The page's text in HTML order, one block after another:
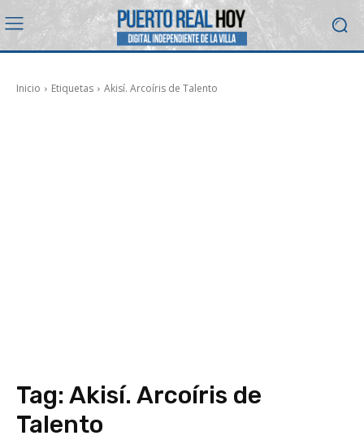
Inicio Etiquetas Akisí. Arcoíris de Talento
Tag: Akisí. Arcoíris de
Talento